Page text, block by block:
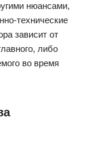
нюансами,
технические
зависит от
либо
во время